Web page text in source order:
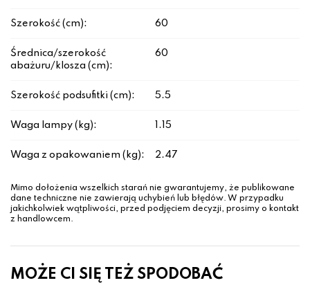
Szerokość (cm): 60
Średnica/szerokość
abażuru/klosza (cm):
60
Szerokość podsufitki (cm): 5.5
Waga lampy (kg): 1.15
Waga z opakowaniem (kg): 2.47
Mimo dołożenia wszelkich starań nie gwarantujemy, że publikowane
dane techniczne nie zawierają uchybień lub błędów. W przypadku
jakichkolwiek wątpliwości, przed podjęciem decyzji, prosimy o kontakt
z handlowcem.
MOŻE CI SIĘ TEŻ SPODOBAĆ